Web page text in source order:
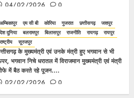
04/02/2026
0
अम्बिकापुर एम सी बी कोरिया गुजरात छत्तीसगढ़
जशपुर
देश दुनिया
बलरामपुर बिलासपुर राजनीति रायगढ़
रायपुर
राष्ट्रीय
सूरजपुर
के मुख्यमंत्री एवं उनके मंत्री हुए भगवान से भी
भगवान निचे धरातल में विराजमान मुख्यमंत्री एवं मंत्री
में बैठ करते रहे पूजन….
02/02/2026
0